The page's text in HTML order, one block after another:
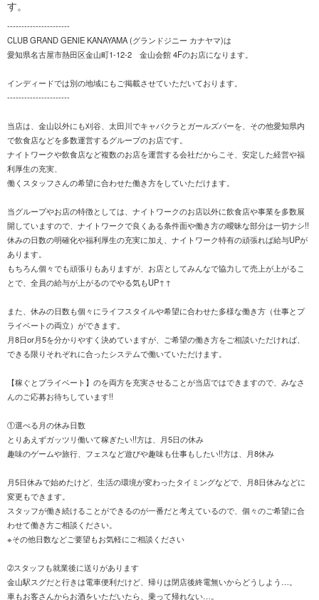
す。
----------------------
CLUB GRAND GENIE KANAYAMA (グランドジニー カナヤマ)は
愛知県名古屋市熱田区金山町1-12-2 金山会館 4Fのお店になります。
インディードでは別の地域にもご掲載させていただいております。
----------------------
当店は、金山以外にも刈谷、太田川でキャバクラとガールズバーを、その他愛知県内
で飲食店などを多数運営するグループのお店です。
ナイトワークや飲食店など複数のお店を運営する会社だからこそ、安定した経営や福
利厚生の充実、
働くスタッフさんの希望に合わせた働き方をしていただけます。
当グループやお店の特徴としては、ナイトワークのお店以外に飲食店や事業を多数展
開していますので、ナイトワークで良くある条件面や働き方の曖昧な部分は一切ナシ!!
休みの日数の明確化や福利厚生の充実に加え、ナイトワーク特有の頑張れば給与UPが
あります。
もちろん個々でも頑張りもありますが、お店としてみんなで協力して売上が上がるこ
とで、全員の給与が上がるのでやる気もUP↑↑
また、休みの日数も個々にライフスタイルや希望に合わせた多様な働き方（仕事とプ
ライベートの両立）ができます。
月8日or月5を分かりやすく決めていますが、ご希望の働き方をご相談いただければ、
できる限りそれぞれに合ったシステムで働いていただけます。
【稼ぐとプライベート】のを両方を充実させることが当店ではできますので、みなさ
んのご応募お待ちしています!!
①選べる月の休み日数
とりあえずガッツリ働いて稼ぎたい!!方は、月5日の休み
趣味のゲームや旅行、フェスなど遊びや趣味も仕事もしたい!!方は、月8休み
月5日休みで始めたけど、生活の環境が変わったタイミングなどで、月8日休みなどに
変更もできます。
スタッフが働き続けることができるのが一番だと考えているので、個々のご希望に合
わせて働き方ご相談ください。
※その他日数などご要望もお気軽にご相談ください
➁スタッフも就業後に送りがあります
金山駅スグだと行きは電車便利だけど、帰りは閉店後終電無いからどうしよう…。
車もお客さんからお酒をいただいたら、乗って帰れない…。